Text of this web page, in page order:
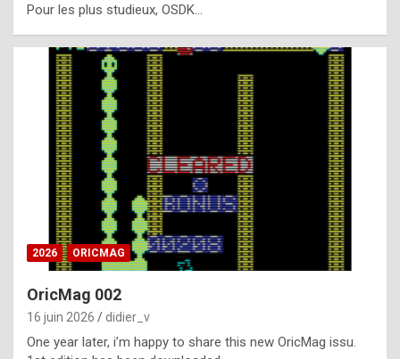
u
l
y
d
i
ff
i
l
Pour les plus studieux, OSDK…
2026 ORICMAG
OricMag 002
16 juin 2026 didier_v
One year later, i’m happy to share this new OricMag issu.